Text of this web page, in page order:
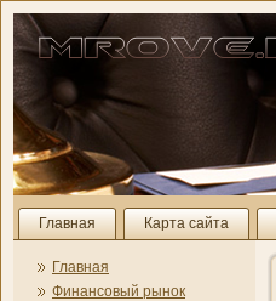
Главная Карта сайта
Главная
Финансовый рынок